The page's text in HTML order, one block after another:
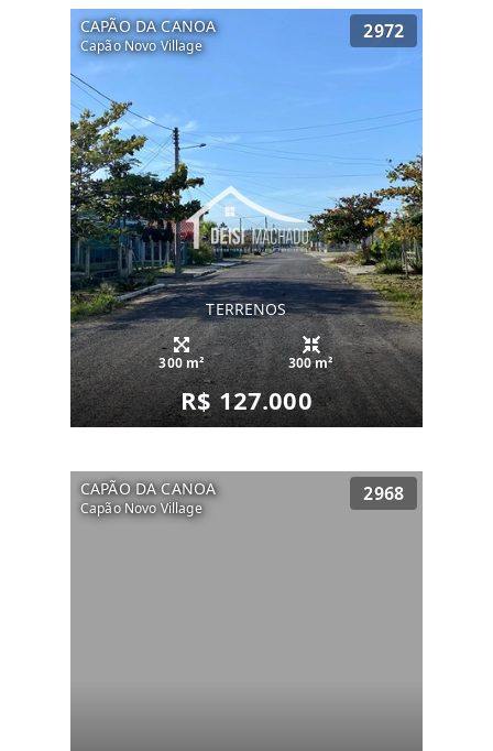
CAPÃO DA CANOA
Capão Novo Village
2972
TERRENOS
300 m² 300 m²
R$ 127.000
CAPÃO DA CANOA
Capão Novo Village
2968